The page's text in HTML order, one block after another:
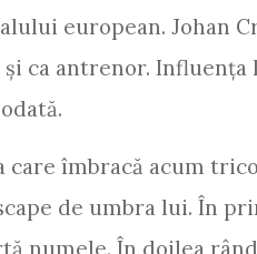
european. Johan
ca antrenor.
care îmbracă acum
de umbra lui. În
numele. În doilea